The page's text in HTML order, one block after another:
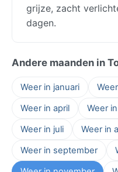
grijze, zacht
dagen.
Andere maanden in
Weer in januari
Weer in april
Weer
Weer in juli
Weer in
Weer in september